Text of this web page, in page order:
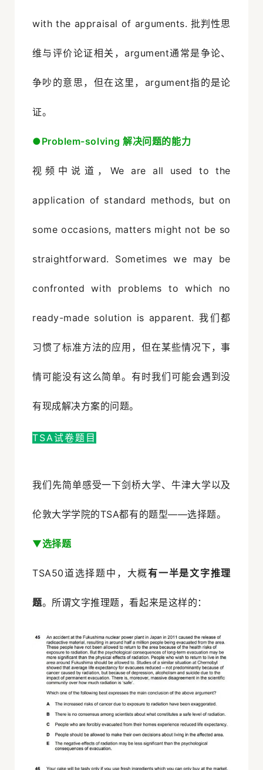
with the appraisal of arguments. 批判性思
维与评价论证相关，argument通常是争论、
争吵的意思，但在这里，argument指的是论
证。
●Problem-solving 解决问题的能力
视频中说道，We are all used to the
application of standard methods, but on
some occasions, matters might not be so
straightforward. Sometimes we may be
confronted with problems to which no
ready-made solution is apparent. 我们都
习惯了标准方法的应用，但在某些情况下，事
情可能没有这么简单。有时我们可能会遇到没
有现成解决方案的问题。
TSA试卷题目
我们先简单感受一下剑桥大学、牛津大学以及
伦敦大学学院的TSA都有的题型——选择题。
▼选择题
TSA50道选择题中，大概有一半是文字推理
题。所谓文字推理题，看起来是这样的：